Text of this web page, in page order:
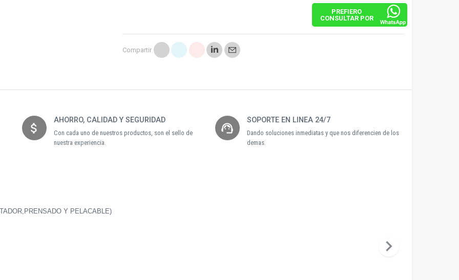
PREFIERO
CONSULTAR POR
Compartir
attach_money
AHORRO, CALIDAD Y SEGURIDAD
Con cada uno de nuestros productos, son el sello de
nuestra experiencia.
support_agent
SOPORTE EN LINEA 24/7
Dando soluciones inmediatas y que nos diferencien de los
demas.
Y PELACABLE)
chevron_right